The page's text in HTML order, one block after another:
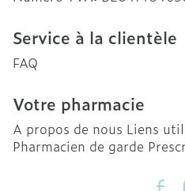
Service à la clientèle
FAQ
Votre pharmacie
A propos de nous Liens
Pharmacien de garde